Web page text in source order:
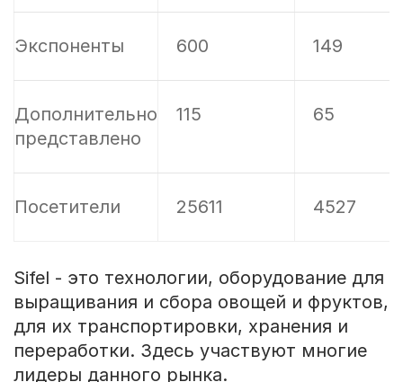
Экспоненты 600 149
Дополнительно
представлено
115 65
Посетители 25611 4527
Sifel - это технологии, оборудование для
выращивания и сбора овощей и фруктов,
для их транспортировки, хранения и
переработки. Здесь участвуют многие
лидеры данного рынка.